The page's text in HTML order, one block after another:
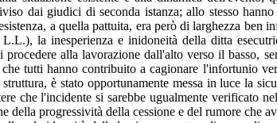
dai giudici di seconda istanza; allo stesso
a quella pattuita, era però di larghezza ben
la inesperienza e inidoneità della ditta
alla lavorazione dall'alto verso il basso,
tutti hanno contribuito a cagionare l'infortunio
è stato opportunamente messa in luce la
l'incidente si sarebbe ugualmente verificato
progressività della cessione e del rumore che